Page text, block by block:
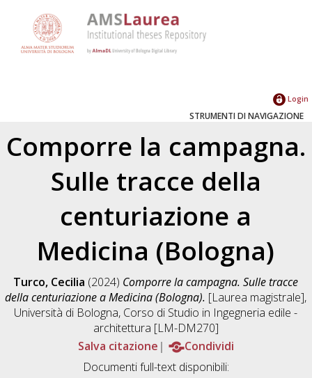
Login
STRUMENTI DI NAVIGAZIONE
Comporre la campagna.
Sulle tracce della
centuriazione a
Medicina (Bologna)
Turco, Cecilia (2024) Comporre la campagna. Sulle tracce
della centuriazione a Medicina (Bologna). [Laurea magistrale],
Università di Bologna, Corso di Studio in Ingegneria edile -
architettura [LM-DM270]
Salva citazione
Condividi
Documenti full-text disponibili: